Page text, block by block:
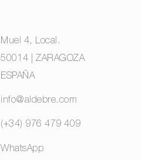
Muel 4, Local.
50014 | ZARAGOZA
ESPAÑA
info@aldebre.com
(+34) 976 479 409
WhatsApp